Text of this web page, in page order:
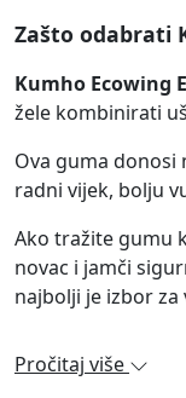
Zašto odabrati
Kumho Ecowing
žele kombinirati
Ova guma
radni vijek, bolju
Ako tražite gumu
novac i jamči
najbolji je izbor za
Pročitaj više